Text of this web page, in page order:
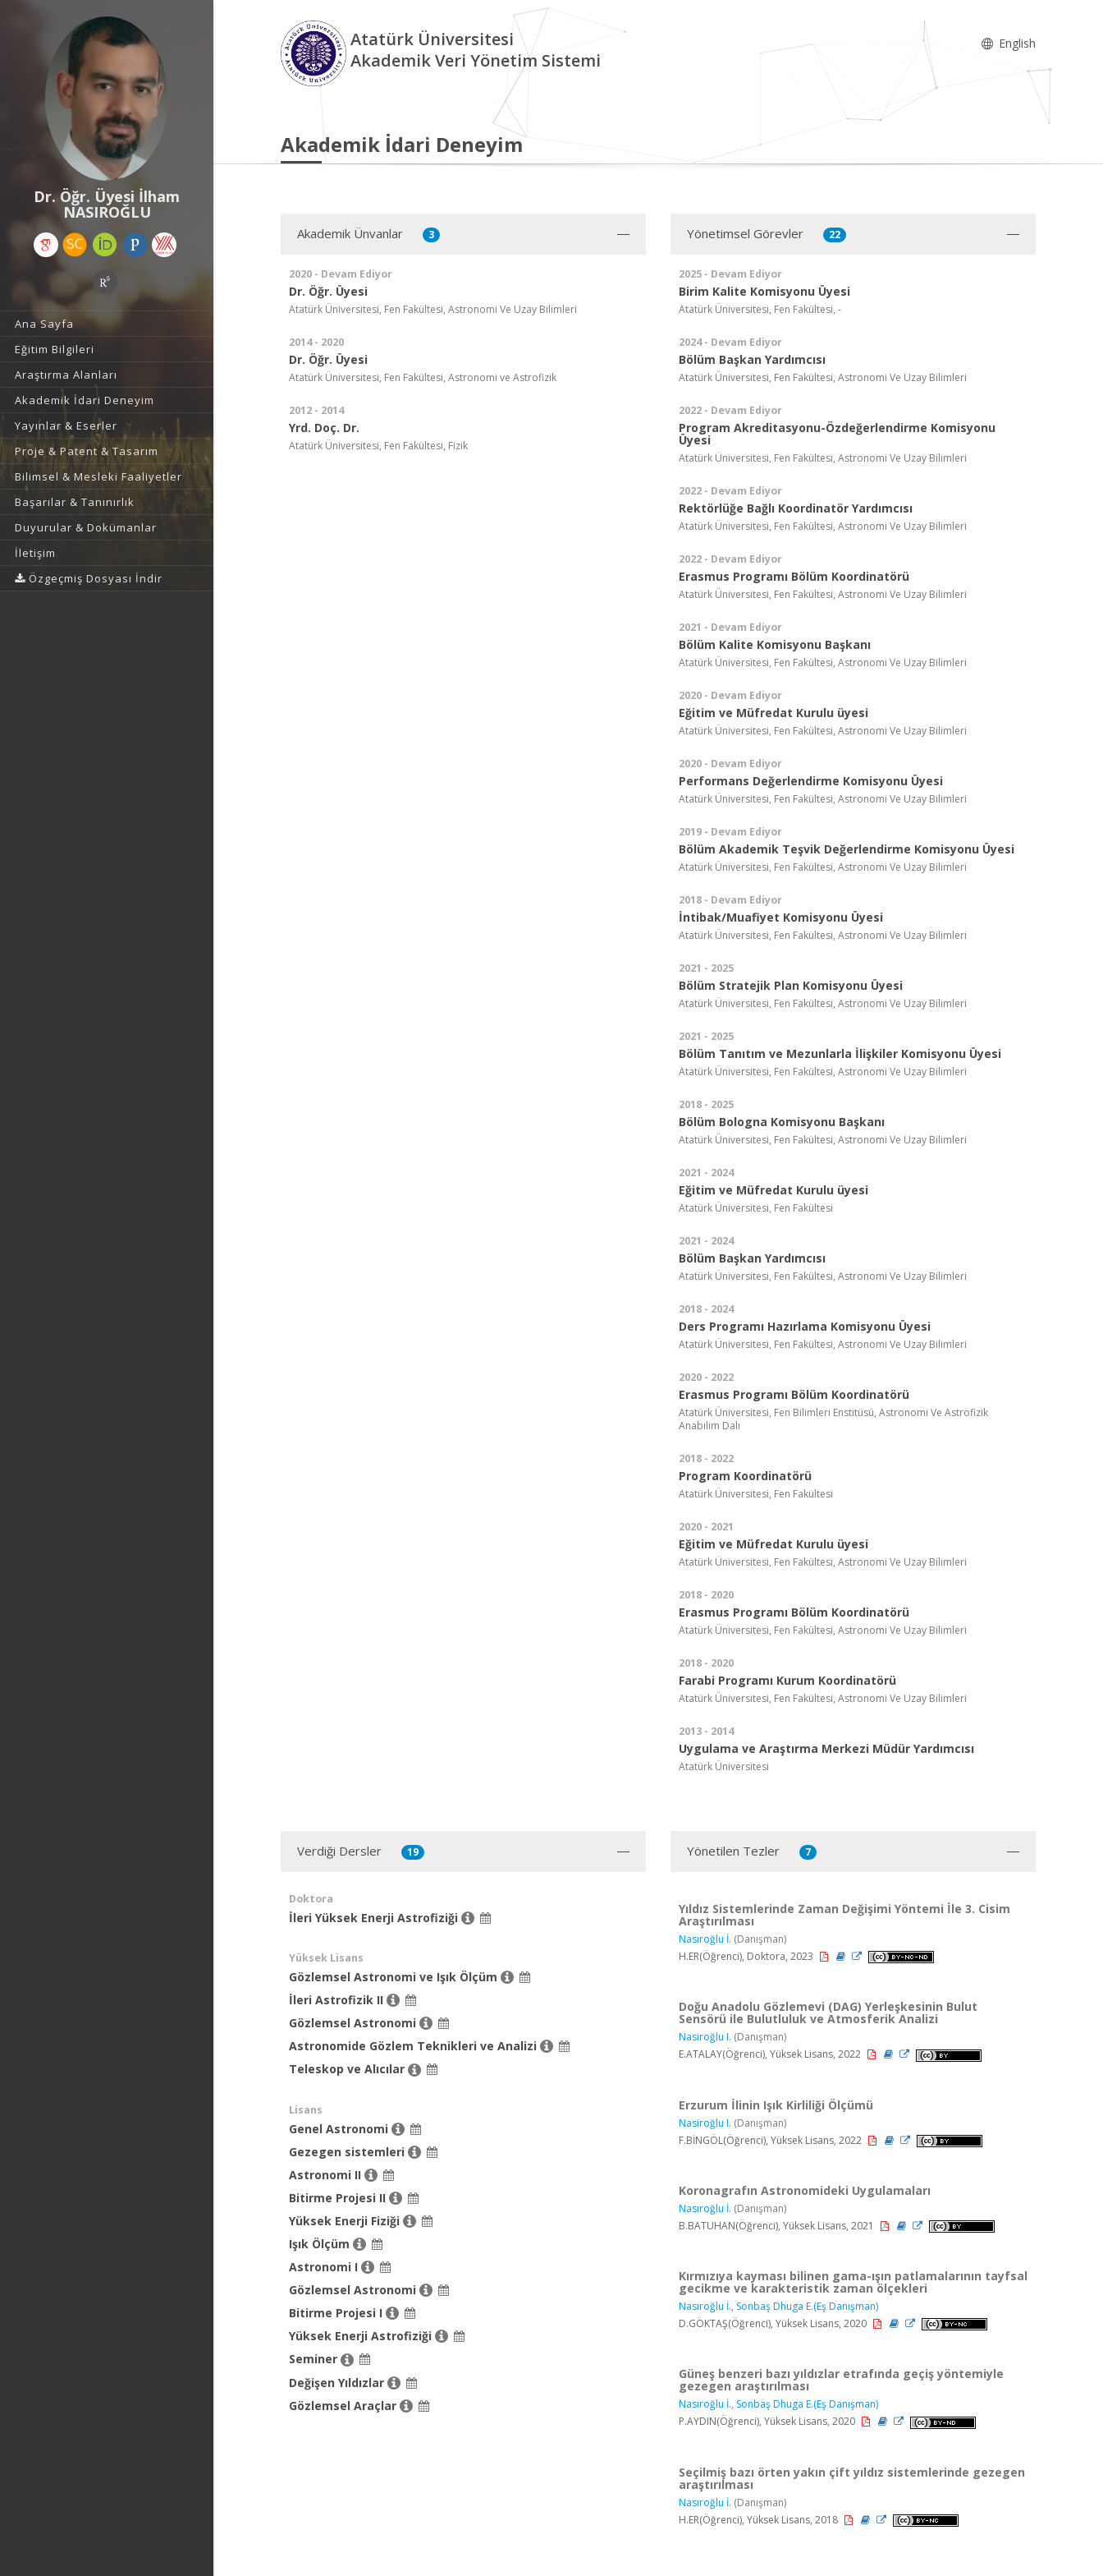
Dr. Öğr. Üyesi İlham
NASIROĞLU
Ana Sayfa
Eğitim Bilgileri
Araştırma Alanları
Akademik İdari Deneyim
Yayınlar & Eserler
Proje & Patent & Tasarım
Bilimsel & Mesleki Faaliyetler
Başarılar & Tanınırlık
Duyurular & Dokümanlar
İletişim
Özgeçmiş Dosyası İndir
Atatürk Üniversitesi
Akademik Veri Yönetim Sistemi
English
Akademik İdari Deneyim
Akademik Ünvanlar 3
2020 - Devam Ediyor
Dr. Öğr. Üyesi
Atatürk Üniversitesi, Fen Fakültesi, Astronomi Ve Uzay Bilimleri
2014 - 2020
Dr. Öğr. Üyesi
Atatürk Üniversitesi, Fen Fakültesi, Astronomi ve Astrofizik
2012 - 2014
Yrd. Doç. Dr.
Atatürk Üniversitesi, Fen Fakültesi, Fizik
Yönetimsel Görevler 22
2025 - Devam Ediyor
Birim Kalite Komisyonu Üyesi
Atatürk Üniversitesi, Fen Fakültesi, -
2024 - Devam Ediyor
Bölüm Başkan Yardımcısı
Atatürk Üniversitesi, Fen Fakültesi, Astronomi Ve Uzay Bilimleri
2022 - Devam Ediyor
Program Akreditasyonu-Özdeğerlendirme Komisyonu
Üyesi
Atatürk Üniversitesi, Fen Fakültesi, Astronomi Ve Uzay Bilimleri
2022 - Devam Ediyor
Rektörlüğe Bağlı Koordinatör Yardımcısı
Atatürk Üniversitesi, Fen Fakültesi, Astronomi Ve Uzay Bilimleri
2022 - Devam Ediyor
Erasmus Programı Bölüm Koordinatörü
Atatürk Üniversitesi, Fen Fakültesi, Astronomi Ve Uzay Bilimleri
2021 - Devam Ediyor
Bölüm Kalite Komisyonu Başkanı
Atatürk Üniversitesi, Fen Fakültesi, Astronomi Ve Uzay Bilimleri
2020 - Devam Ediyor
Eğitim ve Müfredat Kurulu üyesi
Atatürk Üniversitesi, Fen Fakültesi, Astronomi Ve Uzay Bilimleri
2020 - Devam Ediyor
Performans Değerlendirme Komisyonu Üyesi
Atatürk Üniversitesi, Fen Fakültesi, Astronomi Ve Uzay Bilimleri
2019 - Devam Ediyor
Bölüm Akademik Teşvik Değerlendirme Komisyonu Üyesi
Atatürk Üniversitesi, Fen Fakültesi, Astronomi Ve Uzay Bilimleri
2018 - Devam Ediyor
İntibak/Muafiyet Komisyonu Üyesi
Atatürk Üniversitesi, Fen Fakültesi, Astronomi Ve Uzay Bilimleri
2021 - 2025
Bölüm Stratejik Plan Komisyonu Üyesi
Atatürk Üniversitesi, Fen Fakültesi, Astronomi Ve Uzay Bilimleri
2021 - 2025
Bölüm Tanıtım ve Mezunlarla İlişkiler Komisyonu Üyesi
Atatürk Üniversitesi, Fen Fakültesi, Astronomi Ve Uzay Bilimleri
2018 - 2025
Bölüm Bologna Komisyonu Başkanı
Atatürk Üniversitesi, Fen Fakültesi, Astronomi Ve Uzay Bilimleri
2021 - 2024
Eğitim ve Müfredat Kurulu üyesi
Atatürk Üniversitesi, Fen Fakültesi
2021 - 2024
Bölüm Başkan Yardımcısı
Atatürk Üniversitesi, Fen Fakültesi, Astronomi Ve Uzay Bilimleri
2018 - 2024
Ders Programı Hazırlama Komisyonu Üyesi
Atatürk Üniversitesi, Fen Fakültesi, Astronomi Ve Uzay Bilimleri
2020 - 2022
Erasmus Programı Bölüm Koordinatörü
Atatürk Üniversitesi, Fen Bilimleri Enstitüsü, Astronomi Ve Astrofizik
Anabilim Dalı
2018 - 2022
Program Koordinatörü
Atatürk Üniversitesi, Fen Fakültesi
2020 - 2021
Eğitim ve Müfredat Kurulu üyesi
Atatürk Üniversitesi, Fen Fakültesi, Astronomi Ve Uzay Bilimleri
2018 - 2020
Erasmus Programı Bölüm Koordinatörü
Atatürk Üniversitesi, Fen Fakültesi, Astronomi Ve Uzay Bilimleri
2018 - 2020
Farabi Programı Kurum Koordinatörü
Atatürk Üniversitesi, Fen Fakültesi, Astronomi Ve Uzay Bilimleri
2013 - 2014
Uygulama ve Araştırma Merkezi Müdür Yardımcısı
Atatürk Üniversitesi
Verdiği Dersler 19
Doktora
İleri Yüksek Enerji Astrofiziği
Yüksek Lisans
Gözlemsel Astronomi ve Işık Ölçüm
İleri Astrofizik II
Gözlemsel Astronomi
Astronomide Gözlem Teknikleri ve Analizi
Teleskop ve Alıcılar
Lisans
Genel Astronomi
Gezegen sistemleri
Astronomi II
Bitirme Projesi II
Yüksek Enerji Fiziği
Işık Ölçüm
Astronomi I
Gözlemsel Astronomi
Bitirme Projesi I
Yüksek Enerji Astrofiziği
Seminer
Değişen Yıldızlar
Gözlemsel Araçlar
Yönetilen Tezler 7
Yıldız Sistemlerinde Zaman Değişimi Yöntemi İle 3. Cisim
Araştırılması
Nasıroğlu İ. (Danışman)
H.ER(Öğrenci), Doktora, 2023
Doğu Anadolu Gözlemevi (DAG) Yerleşkesinin Bulut
Sensörü ile Bulutluluk ve Atmosferik Analizi
Nasiroğlu I. (Danışman)
E.ATALAY(Öğrenci), Yüksek Lisans, 2022
Erzurum İlinin Işık Kirliliği Ölçümü
Nasiroğlu I. (Danışman)
F.BİNGÖL(Öğrenci), Yüksek Lisans, 2022
Koronagrafın Astronomideki Uygulamaları
Nasıroğlu İ. (Danışman)
B.BATUHAN(Öğrenci), Yüksek Lisans, 2021
Kırmızıya kayması bilinen gama-ışın patlamalarının tayfsal
gecikme ve karakteristik zaman ölçekleri
Nasıroğlu İ., Sonbaş Dhuga E.(Eş Danışman)
D.GÖKTAŞ(Öğrenci), Yüksek Lisans, 2020
Güneş benzeri bazı yıldızlar etrafında geçiş yöntemiyle
gezegen araştırılması
Nasıroğlu İ., Sonbaş Dhuga E.(Eş Danışman)
P.AYDIN(Öğrenci), Yüksek Lisans, 2020
Seçilmiş bazı örten yakın çift yıldız sistemlerinde gezegen
araştırılması
Nasıroğlu İ. (Danışman)
H.ER(Öğrenci), Yüksek Lisans, 2018